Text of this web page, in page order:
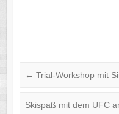
← Trial-Workshop mit
Skispaß mit dem UFC